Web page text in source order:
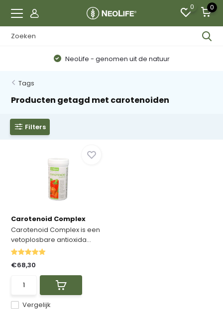
0 0
NeoLife - genomen uit de natuur
Tags
Producten getagd met carotenoiden
Filters
Carotenoid Complex
Carotenoid Complex is een
vetoplosbare antioxida...
Vergelijk
€68,30